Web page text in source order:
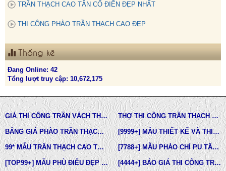
TRẦN THẠCH CAO TÂN CỔ ĐIỂN ĐẸP NHẤT
THI CÔNG PHÀO TRẦN THẠCH CAO ĐẸP
Thống kê
Đang Online: 42
Tổng lượt truy cập: 10,672,175
GIÁ THI CÔNG TRẦN VÁCH THẠCH CAO TẠI TPHCM THỢ THI CÔNG TRẦN THẠCH CAO ĐẸP TẠI TPHCM
BẢNG GIÁ PHÀO TRẦN THẠCH CAO TÂN CỔ ĐIỂN [9999+] MẪU THIẾT KẾ VÀ THI CÔNG TRẦN THẠCH CAO ĐẸP
99* MẪU TRẦN THẠCH CAO TÂN CỔ ĐIỂN ĐẸP NHẤT HIỆN NAY [7788+] MẪU PHÀO CHỈ PU TÂN CỔ ĐIỂN ĐẸP NHẤT HIỆN NAY
[TOP99+] MẪU PHÙ ĐIÊU ĐẸP TRONG THIẾT KẾ KIẾN TRÚC [4444+] BÁO GIÁ THI CÔNG TRỌN GÓI PHÀO CHỈ PU MỚI NHẤT